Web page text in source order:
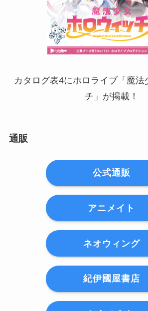
カタログ表4にホロライブ「魔法
チ」が掲載！
通販
公式通販
アニメイト
ネオウィング
紀伊國屋書店